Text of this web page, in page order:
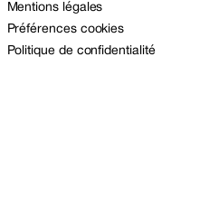
Mentions légales
Préférences cookies
Politique de confidentialité